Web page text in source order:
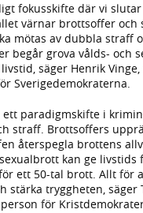
fokusskifte där vi
värnar brottsoffer och
mötas av dubbla straff
begår grova vålds- och
säger Henrik
Sverigedemokraterna.
ett paradigmskifte i
straff. Brottsoffers
återspegla brottens
kan ge livstids
ett 50-tal brott. Allt för
stärka tryggheten, säger
för